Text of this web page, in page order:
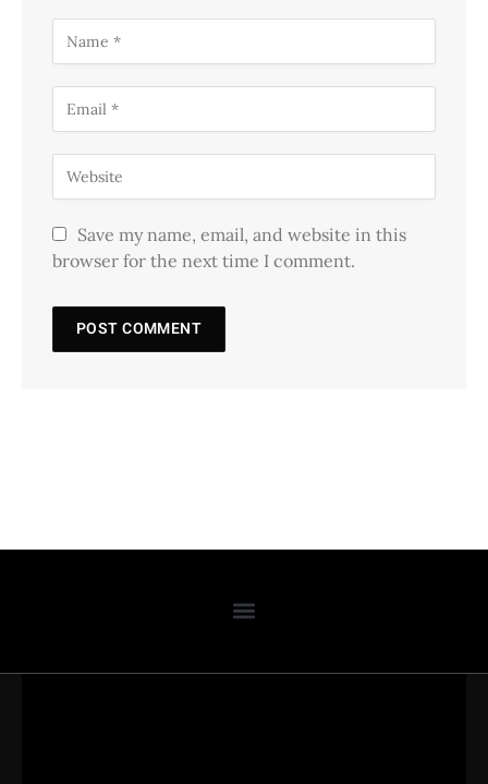
Save my name, email, and website in this
browser for the next time I comment.